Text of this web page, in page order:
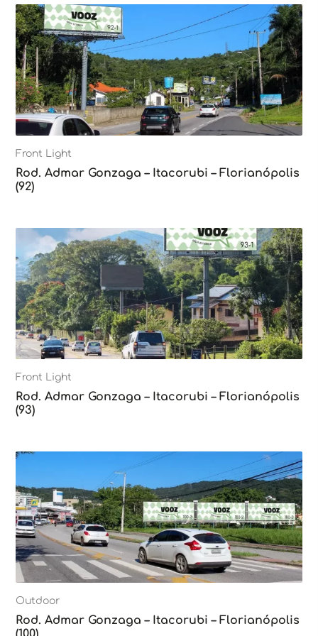
Front Light
Rod. Admar Gonzaga – Itacorubi – Florianópolis
(92)
Front Light
Rod. Admar Gonzaga – Itacorubi – Florianópolis
(93)
Outdoor
Rod. Admar Gonzaga – Itacorubi – Florianópolis